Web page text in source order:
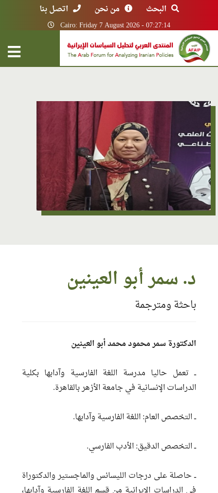
البحث من نحن اتصل بنا
Cairo: Friday 7 August 2026 - 07:27:14
معلومات الاتصال
samar.afaip.m.1985@gmail.com
الموقع:https://afaip.com/
مناطق الخبرة: إيران ـ أفغانستان ـ طاجيكستان
د. سمر أبو العينين
باحثة ومترجمة
الدكتورة سمر محمود محمد أبو العينين
ــ تعمل حاليا مدرسة اللغة الفارسية وآدابها بكلية
الدراسات الإنسانية في جامعة الأزهر بالقاهرة.
ــ التخصص العام: اللغة الفارسية وآدابها.
ــ التخصص الدقيق: الأدب الفارسي.
ــ حاصلة على درجات الليسانس والماجستير والدكتوراة